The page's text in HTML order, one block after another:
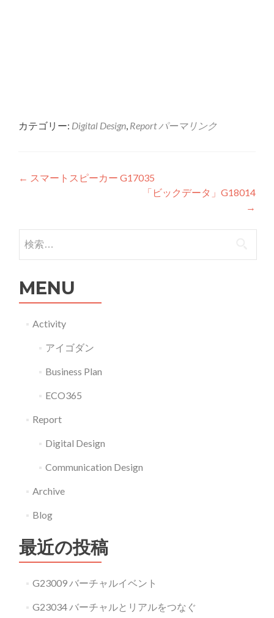
カテゴリー: Digital Design, Report パーマリンク
投稿ナビゲーション
← スマートスピーカー G17035
「ビックデータ」G18014
→
検索:
MENU
Activity
アイゴダン
Business Plan
ECO365
Report
Digital Design
Communication Design
Archive
Blog
最近の投稿
G23009 バーチャルイベント
G23034 バーチャルとリアルをつなぐ